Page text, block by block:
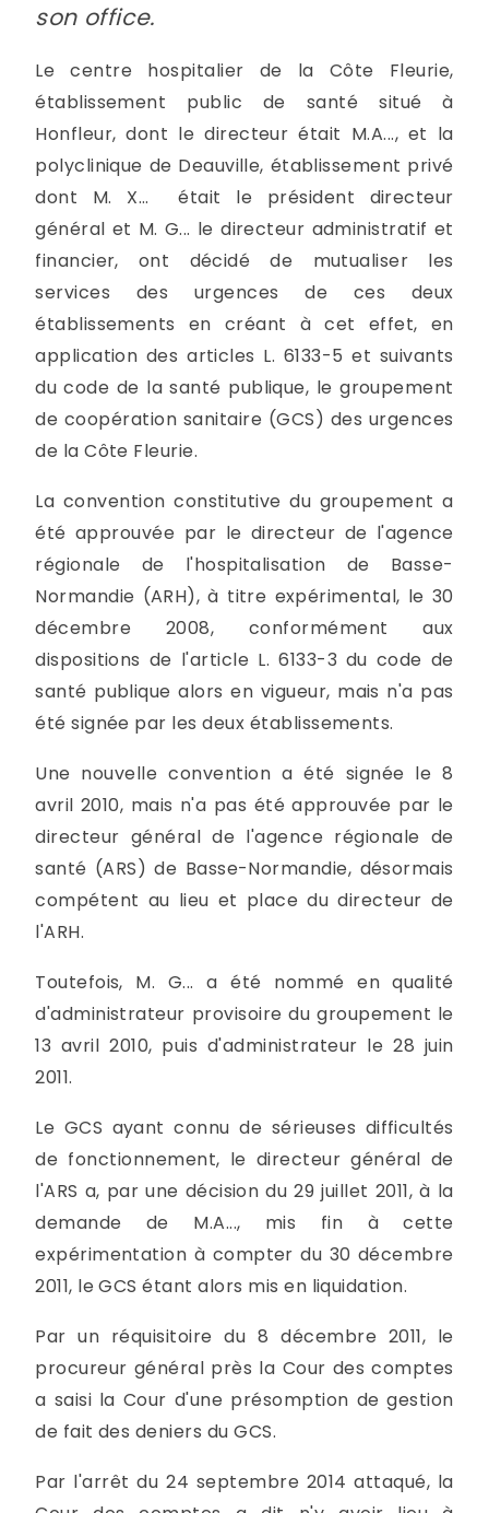
son office.
Le centre hospitalier de la Côte Fleurie,
établissement public de santé situé à
Honfleur, dont le directeur était M.A..., et la
polyclinique de Deauville, établissement privé
dont M. X… était le président directeur
général et M. G... le directeur administratif et
financier, ont décidé de mutualiser les
services des urgences de ces deux
établissements en créant à cet effet, en
application des articles L. 6133-5 et suivants
du code de la santé publique, le groupement
de coopération sanitaire (GCS) des urgences
de la Côte Fleurie.
La convention constitutive du groupement a
été approuvée par le directeur de l'agence
régionale de l'hospitalisation de Basse-
Normandie (ARH), à titre expérimental, le 30
décembre 2008, conformément aux
dispositions de l'article L. 6133-3 du code de
santé publique alors en vigueur, mais n'a pas
été signée par les deux établissements.
Une nouvelle convention a été signée le 8
avril 2010, mais n'a pas été approuvée par le
directeur général de l'agence régionale de
santé (ARS) de Basse-Normandie, désormais
compétent au lieu et place du directeur de
l'ARH.
Toutefois, M. G... a été nommé en qualité
d'administrateur provisoire du groupement le
13 avril 2010, puis d'administrateur le 28 juin
2011.
Le GCS ayant connu de sérieuses difficultés
de fonctionnement, le directeur général de
l'ARS a, par une décision du 29 juillet 2011, à la
demande de M.A..., mis fin à cette
expérimentation à compter du 30 décembre
2011, le GCS étant alors mis en liquidation.
Par un réquisitoire du 8 décembre 2011, le
procureur général près la Cour des comptes
a saisi la Cour d'une présomption de gestion
de fait des deniers du GCS.
Par l'arrêt du 24 septembre 2014 attaqué, la